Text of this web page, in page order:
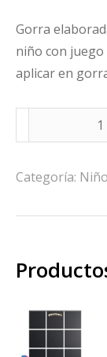
Gorra
niño con
aplicar en
Categoría: